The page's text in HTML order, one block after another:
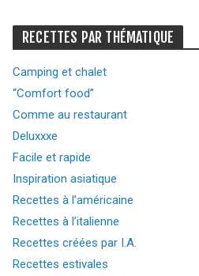
RECETTES PAR THÉMATIQUE
Camping et chalet
“Comfort food”
Comme au restaurant
Deluxxxe
Facile et rapide
Inspiration asiatique
Recettes à l’américaine
Recettes à l’italienne
Recettes créées par I.A.
Recettes estivales